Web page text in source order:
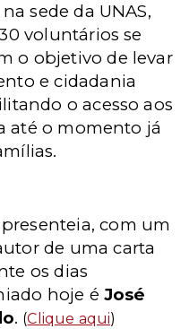
sede da UNAS,
voluntários se
o objetivo de levar
e cidadania
o acesso aos
até o momento já
com um
de uma carta
os dias
hoje é José
. (Clique aqui)